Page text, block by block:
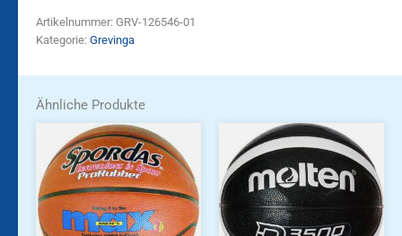
Artikelnummer: GRV-126546-01
Kategorie: Grevinga
Ähnliche Produkte